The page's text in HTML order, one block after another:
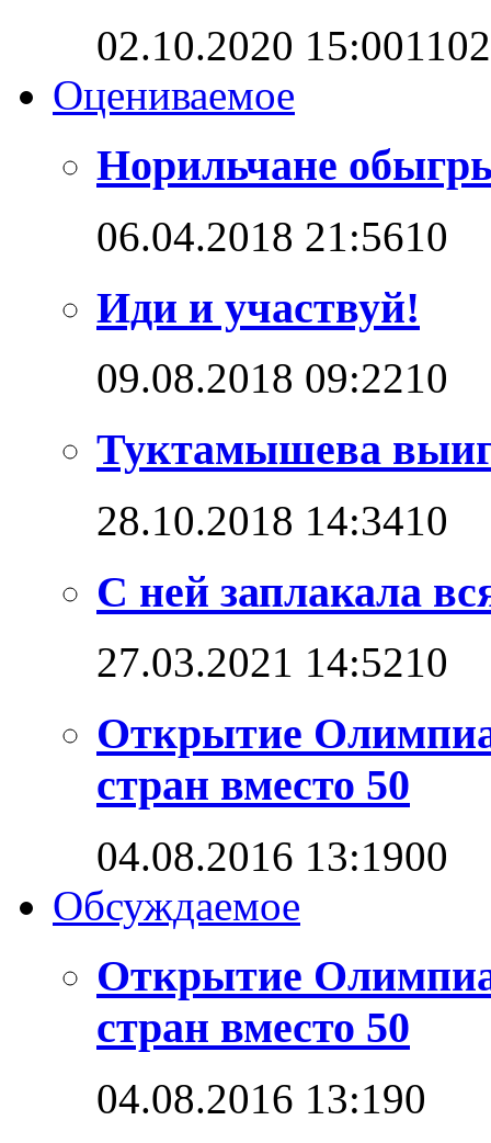
02.10.2020 15:00
Оцениваемое
Норильчане
06.04.2018 21:5610
Иди и участвуй!
09.08.2018 09:2210
Туктамышева
28.10.2018 14:3410
С ней заплакала
27.03.2021 14:5210
Открытие
стран вместо 50
04.08.2016 13:1900
Обсуждаемое
Открытие
стран вместо 50
04.08.2016 13:190